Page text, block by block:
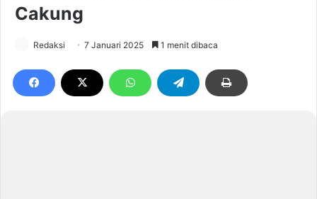
Cakung
Redaksi 7 Januari 2025 1 menit dibaca